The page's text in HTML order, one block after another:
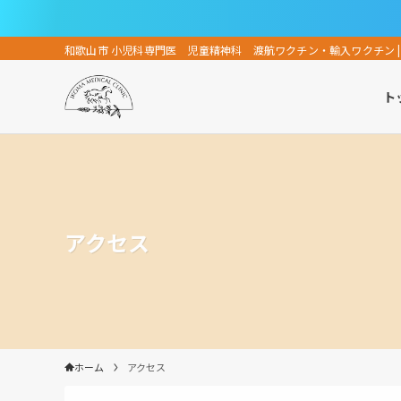
和歌山市 小児科専門医 児童精神科 渡航ワクチン・輸入ワクチン
アクセス
ホーム アクセス